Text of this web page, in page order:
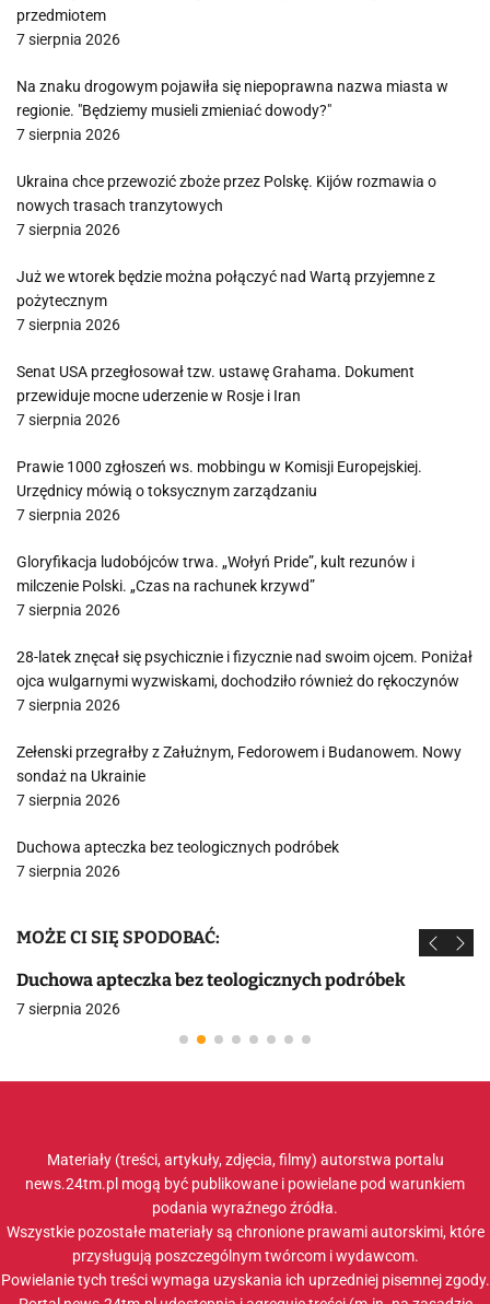
przedmiotem
7 sierpnia 2026
Na znaku drogowym pojawiła się niepoprawna nazwa miasta w
regionie. "Będziemy musieli zmieniać dowody?"
7 sierpnia 2026
Ukraina chce przewozić zboże przez Polskę. Kijów rozmawia o
nowych trasach tranzytowych
7 sierpnia 2026
Już we wtorek będzie można połączyć nad Wartą przyjemne z
pożytecznym
7 sierpnia 2026
Senat USA przegłosował tzw. ustawę Grahama. Dokument
przewiduje mocne uderzenie w Rosje i Iran
7 sierpnia 2026
Prawie 1000 zgłoszeń ws. mobbingu w Komisji Europejskiej.
Urzędnicy mówią o toksycznym zarządzaniu
7 sierpnia 2026
Gloryfikacja ludobójców trwa. „Wołyń Pride”, kult rezunów i
milczenie Polski. „Czas na rachunek krzywd”
7 sierpnia 2026
28-latek znęcał się psychicznie i fizycznie nad swoim ojcem. Poniżał
ojca wulgarnymi wyzwiskami, dochodziło również do rękoczynów
7 sierpnia 2026
Zełenski przegrałby z Załużnym, Fedorowem i Budanowem. Nowy
sondaż na Ukrainie
7 sierpnia 2026
Duchowa apteczka bez teologicznych podróbek
7 sierpnia 2026
MOŻE CI SIĘ SPODOBAĆ:
Duchowa apteczka bez teologicznych podróbek
7 sierpnia 2026
Materiały (treści, artykuły, zdjęcia, filmy) autorstwa portalu
news.24tm.pl mogą być publikowane i powielane pod warunkiem
podania wyraźnego źródła.
Wszystkie pozostałe materiały są chronione prawami autorskimi, które
przysługują poszczególnym twórcom i wydawcom.
Powielanie tych treści wymaga uzyskania ich uprzedniej pisemnej zgody.